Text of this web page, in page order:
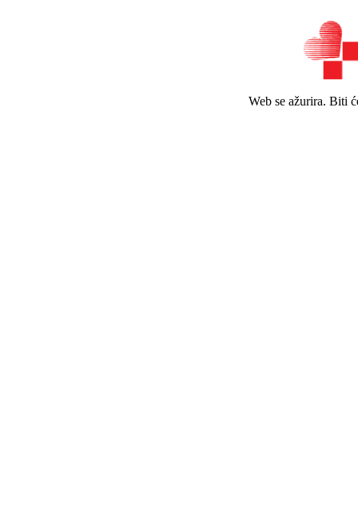
Web se ažurira. Biti